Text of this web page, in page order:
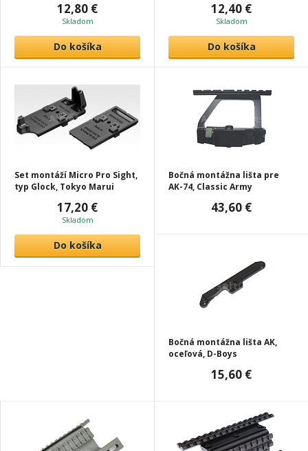
12,80 €
Skladom
Do košíka
12,40 €
Skladom
Do košíka
Set montáží Micro Pro Sight,
typ Glock, Tokyo Marui
17,20 €
Skladom
Do košíka
Bočná montážna lišta pre
AK-74, Classic Army
43,60 €
Bočná montážna lišta AK,
oceľová, D-Boys
15,60 €